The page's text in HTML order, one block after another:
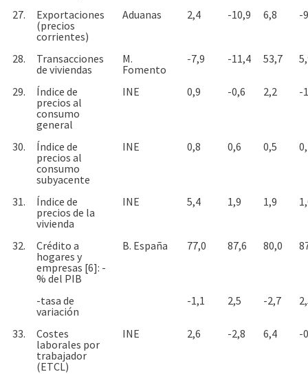
27.
Exportaciones
(precios
corrientes)
Aduanas 2,4 -10,9 6,8 -
28.
Transacciones
de viviendas
M.
Fomento
-7,9 -11,4 53,7
29.
Índice de
precios al
consumo
general
INE 0,9 -0,6 2,2 -
30.
Índice de
precios al
consumo
subyacente
INE 0,8 0,6 0,5
31.
Índice de
precios de la
vivienda
INE 5,4 1,9 1,9
32.
Crédito a
hogares y
empresas [6]: -
% del PIB
B. España 77,0 87,6 80,0
-tasa de
variación
-1,1 2,5 -2,7
33.
Costes
laborales por
trabajador
(ETCL)
INE 2,6 -2,8 6,4 -